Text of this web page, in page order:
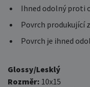
Ihned odolný proti
Povrch produkující
Povrch je ihned
Glossy/Lesklý
Rozměr: 10x15